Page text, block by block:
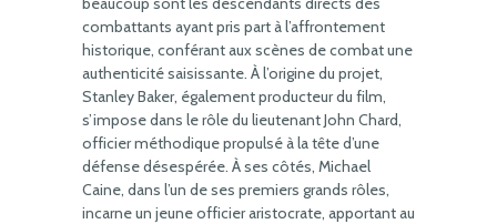
combattants ayant pris part à l’affrontement
historique, conférant aux scènes de combat une
authenticité saisissante. À l’origine du projet,
Stanley Baker, également producteur du film,
s’impose dans le rôle du lieutenant John Chard,
officier méthodique propulsé à la tête d’une
défense désespérée. À ses côtés, Michael
Caine, dans l’un de ses premiers grands rôles,
incarne un jeune officier aristocrate, apportant au